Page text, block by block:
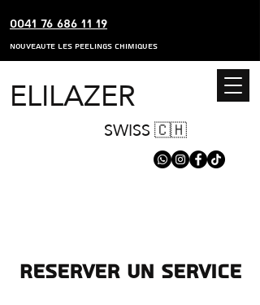
0041 76 686 11 19
nouveaute les peelings chimiques
ELILAZER
SWISS 🇨🇭
Reserver un service